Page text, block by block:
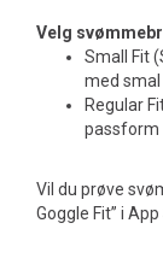
Velg
Small Fit
med
Regular
passform
Vil du prøve
Goggle Fit” i